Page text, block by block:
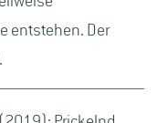
entstehen. Der